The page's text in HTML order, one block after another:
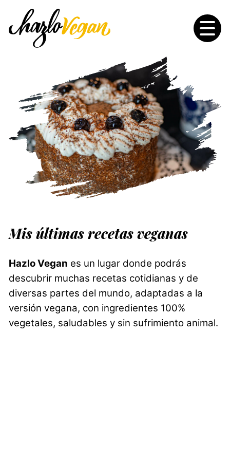
Mis últimas recetas veganas
Hazlo Vegan es un lugar donde podrás
descubrir muchas recetas cotidianas y de
diversas partes del mundo, adaptadas a la
versión vegana, con ingredientes 100%
vegetales, saludables y sin sufrimiento animal.